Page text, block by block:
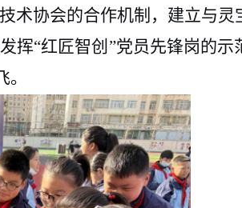
协会的合作机制，建立与灵
挥“红匠智创”党员先锋岗的